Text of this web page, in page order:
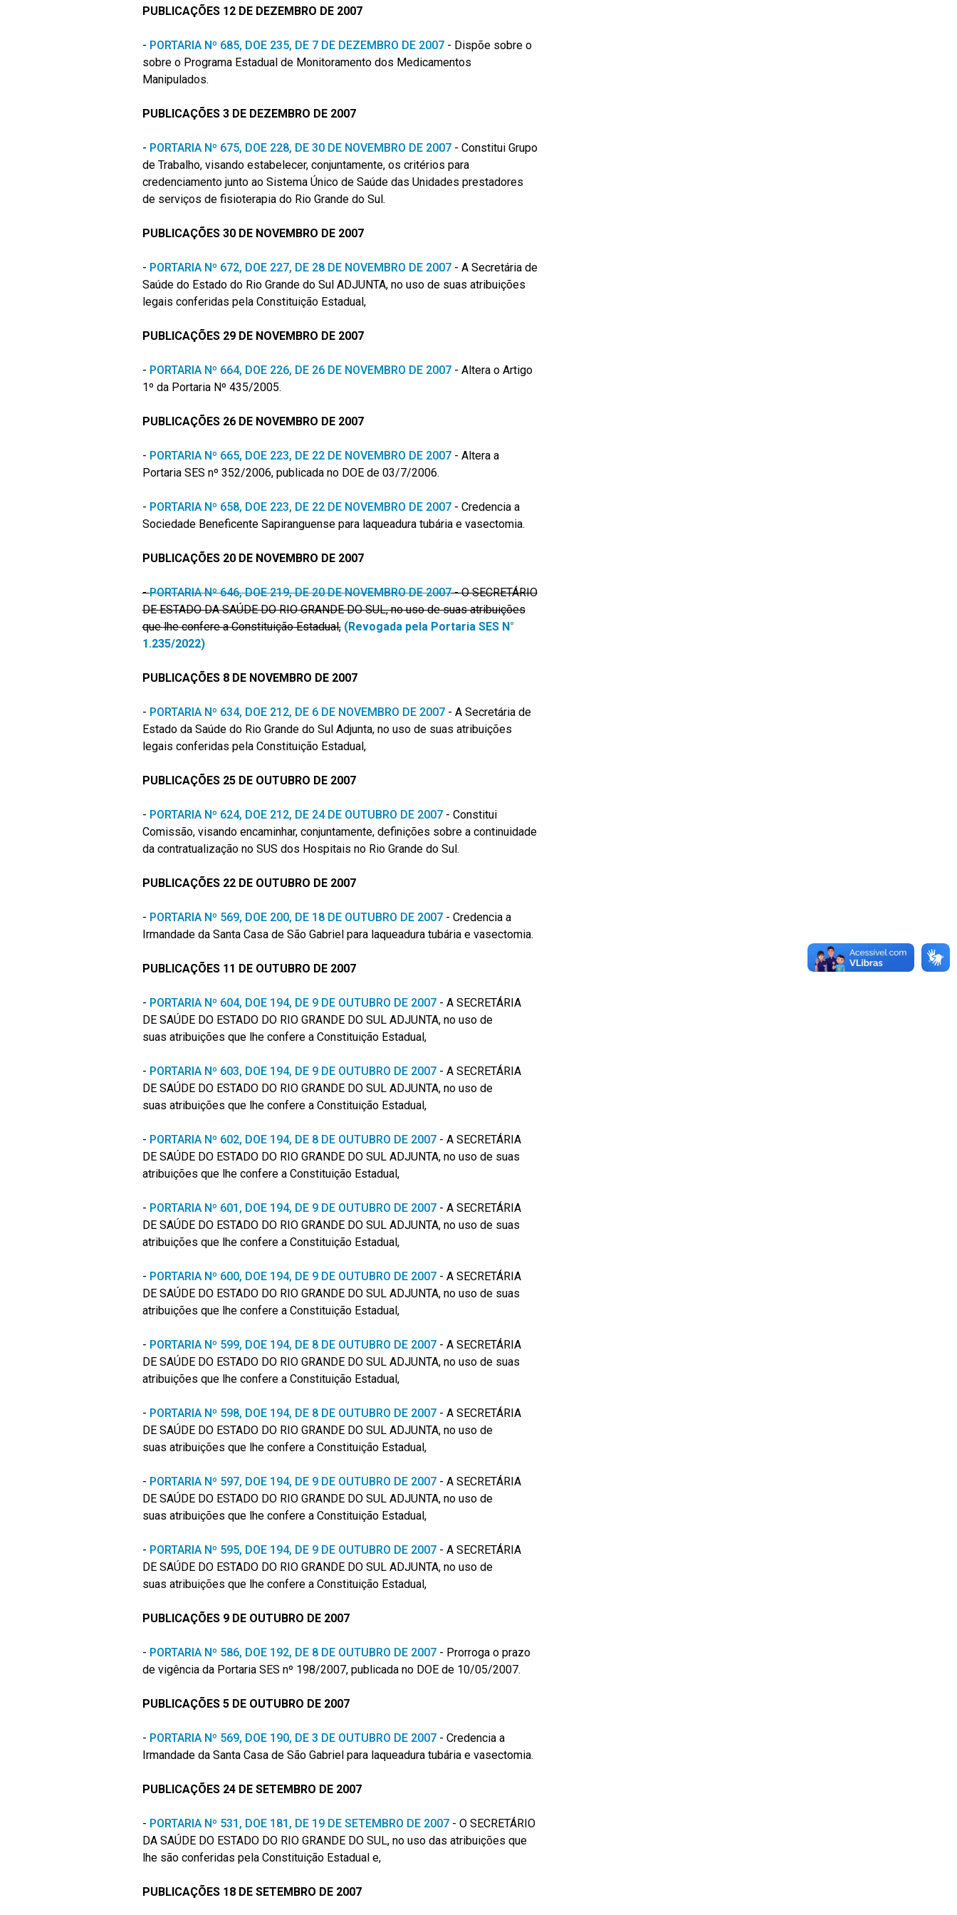
PUBLICAÇÕES 12 DE DEZEMBRO DE 2007
- PORTARIA Nº 685, DOE 235, DE 7 DE DEZEMBRO DE 2007- Dispõe sobre o
sobre o Programa Estadual de Monitoramento dos Medicamentos
Manipulados.
PUBLICAÇÕES 3 DE DEZEMBRO DE 2007
- PORTARIA Nº 675, DOE 228, DE 30 DE NOVEMBRO DE 2007- Constitui Grupo
de Trabalho, visando estabelecer, conjuntamente, os critérios para
credenciamento junto ao Sistema Único de Saúde das Unidades prestadores
de serviços de fisioterapia do Rio Grande do Sul.
PUBLICAÇÕES 30 DE NOVEMBRO DE 2007
- PORTARIA Nº 672, DOE 227, DE 28 DE NOVEMBRO DE 2007- A Secretária de
Saúde do Estado do Rio Grande do Sul ADJUNTA, no uso de suas atribuições
legais conferidas pela Constituição Estadual,
PUBLICAÇÕES 29 DE NOVEMBRO DE 2007
- PORTARIA Nº 664, DOE 226, DE 26 DE NOVEMBRO DE 2007- Altera o Artigo
1º da Portaria Nº 435/2005.
PUBLICAÇÕES 26 DE NOVEMBRO DE 2007
- PORTARIA Nº 665, DOE 223, DE 22 DE NOVEMBRO DE 2007- Altera a
Portaria SES nº 352/2006, publicada no DOE de 03/7/2006.
- PORTARIA Nº 658, DOE 223, DE 22 DE NOVEMBRO DE 2007- Credencia a
Sociedade Beneficente Sapiranguense para laqueadura tubária e vasectomia.
PUBLICAÇÕES 20 DE NOVEMBRO DE 2007
-PORTARIA Nº 646, DOE 219, DE 20 DE NOVEMBRO DE 2007- O SECRETÁRIO
DE ESTADO DA SAÚDE DO RIO GRANDE DO SUL, no uso de suas atribuições
que lhe confere a Constituição Estadual, (Revogada pela Portaria SES N°
1.235/2022)
PUBLICAÇÕES 8 DE NOVEMBRO DE 2007
- PORTARIA Nº 634, DOE 212, DE 6 DE NOVEMBRO DE 2007- A Secretária de
Estado da Saúde do Rio Grande do Sul Adjunta, no uso de suas atribuições
legais conferidas pela Constituição Estadual,
PUBLICAÇÕES 25 DE OUTUBRO DE 2007
- PORTARIA Nº 624, DOE 212, DE 24 DE OUTUBRO DE 2007- Constitui
Comissão, visando encaminhar, conjuntamente, definições sobre a continuidade
da contratualização no SUS dos Hospitais no Rio Grande do Sul.
PUBLICAÇÕES 22 DE OUTUBRO DE 2007
- PORTARIA Nº 569, DOE 200, DE 18 DE OUTUBRO DE 2007- Credencia a
Irmandade da Santa Casa de São Gabriel para laqueadura tubária e vasectomia.
PUBLICAÇÕES 11 DE OUTUBRO DE 2007
- PORTARIA Nº 604, DOE 194, DE 9 DE OUTUBRO DE 2007- A SECRETÁRIA
DE SAÚDE DO ESTADO DO RIO GRANDE DO SUL ADJUNTA, no uso de
suas atribuições que lhe confere a Constituição Estadual,
- PORTARIA Nº 603, DOE 194, DE 9 DE OUTUBRO DE 2007- A SECRETÁRIA
DE SAÚDE DO ESTADO DO RIO GRANDE DO SUL ADJUNTA, no uso de
suas atribuições que lhe confere a Constituição Estadual,
- PORTARIA Nº 602, DOE 194, DE 8 DE OUTUBRO DE 2007- A SECRETÁRIA
DE SAÚDE DO ESTADO DO RIO GRANDE DO SUL ADJUNTA, no uso de suas
atribuições que lhe confere a Constituição Estadual,
- PORTARIA Nº 601, DOE 194, DE 9 DE OUTUBRO DE 2007- A SECRETÁRIA
DE SAÚDE DO ESTADO DO RIO GRANDE DO SUL ADJUNTA, no uso de suas
atribuições que lhe confere a Constituição Estadual,
- PORTARIA Nº 600, DOE 194, DE 9 DE OUTUBRO DE 2007- A SECRETÁRIA
DE SAÚDE DO ESTADO DO RIO GRANDE DO SUL ADJUNTA, no uso de suas
atribuições que lhe confere a Constituição Estadual,
- PORTARIA Nº 599, DOE 194, DE 8 DE OUTUBRO DE 2007- A SECRETÁRIA
DE SAÚDE DO ESTADO DO RIO GRANDE DO SUL ADJUNTA, no uso de suas
atribuições que lhe confere a Constituição Estadual,
- PORTARIA Nº 598, DOE 194, DE 8 DE OUTUBRO DE 2007- A SECRETÁRIA
DE SAÚDE DO ESTADO DO RIO GRANDE DO SUL ADJUNTA, no uso de
suas atribuições que lhe confere a Constituição Estadual,
- PORTARIA Nº 597, DOE 194, DE 9 DE OUTUBRO DE 2007- A SECRETÁRIA
DE SAÚDE DO ESTADO DO RIO GRANDE DO SUL ADJUNTA, no uso de
suas atribuições que lhe confere a Constituição Estadual,
- PORTARIA Nº 595, DOE 194, DE 9 DE OUTUBRO DE 2007- A SECRETÁRIA
DE SAÚDE DO ESTADO DO RIO GRANDE DO SUL ADJUNTA, no uso de
suas atribuições que lhe confere a Constituição Estadual,
PUBLICAÇÕES 9 DE OUTUBRO DE 2007
- PORTARIA Nº 586, DOE 192, DE 8 DE OUTUBRO DE 2007- Prorroga o prazo
de vigência da Portaria SES nº 198/2007, publicada no DOE de 10/05/2007.
PUBLICAÇÕES 5 DE OUTUBRO DE 2007
- PORTARIA Nº 569, DOE 190, DE 3 DE OUTUBRO DE 2007- Credencia a
Irmandade da Santa Casa de São Gabriel para laqueadura tubária e vasectomia.
PUBLICAÇÕES 24 DE SETEMBRO DE 2007
- PORTARIA Nº 531, DOE 181, DE 19 DE SETEMBRO DE 2007- O SECRETÁRIO
DA SAÚDE DO ESTADO DO RIO GRANDE DO SUL, no uso das atribuições que
lhe são conferidas pela Constituição Estadual e,
PUBLICAÇÕES 18 DE SETEMBRO DE 2007